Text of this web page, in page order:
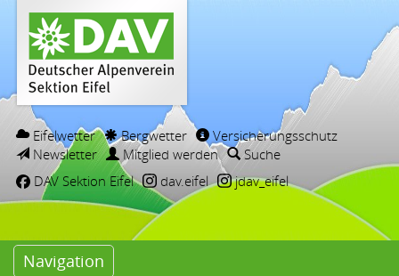
Eifelwetter Bergwetter
Versicherungsschutz
Newsletter
Mitglied werden
Suche
DAV Sektion Eifel
dav.eifel jdav_eifel
Navigation